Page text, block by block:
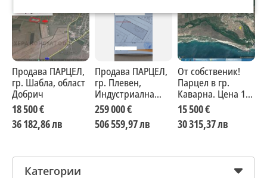
Продава ПАРЦЕЛ,
гр. Шабла, област
Добрич
18 500 €
36 182,86 лв
Продава ПАРЦЕЛ,
гр. Плевен,
Индустриална
зона - Запад
259 000 €
506 559,97 лв
От собственик!
Парцел в гр.
Каварна. Цена 15
500 €.
15 500 €
30 315,37 лв
Категории